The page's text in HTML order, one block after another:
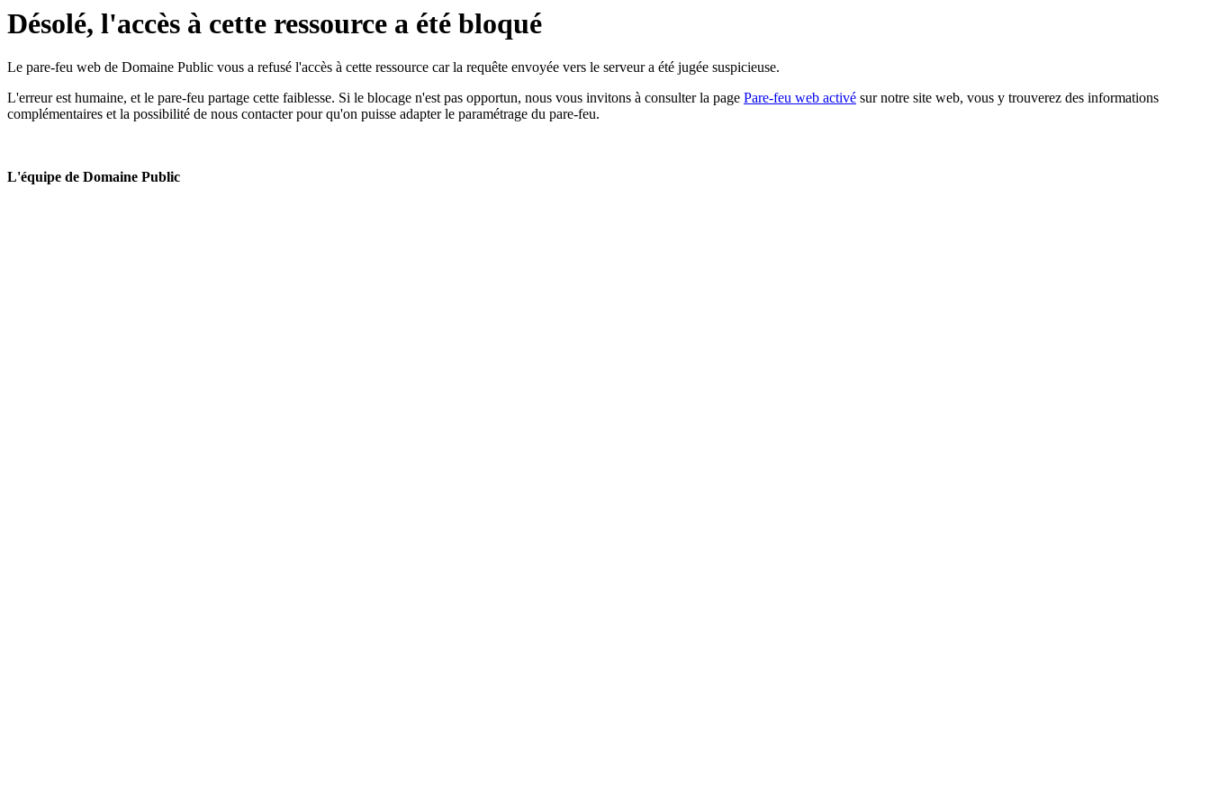
Désolé, l'accès à cette ressource a été bloqué
Le pare-feu web de Domaine Public vous a refusé l'accès à cette ressource car la requête envoyée vers le serveur a été jugée suspicieuse.
L'erreur est humaine, et le pare-feu partage cette faiblesse. Si le blocage n'est pas opportun, nous vous invitons à consulter la page Pare-feu web activé sur notre site web, vous y trouverez des informations
complémentaires et la possibilité de nous contacter pour qu'on puisse adapter le paramétrage du pare-feu.
L'équipe de Domaine Public